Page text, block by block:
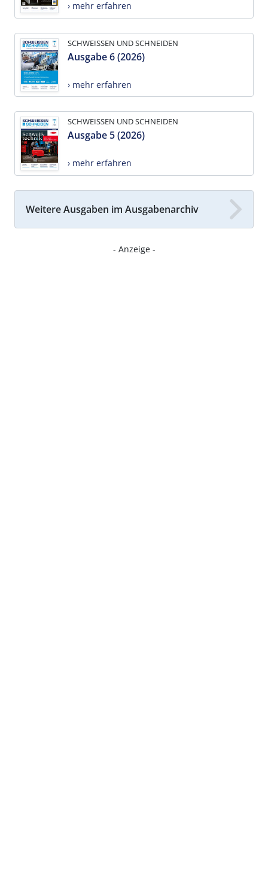
› mehr erfahren
SCHWEISSEN UND SCHNEIDEN
Ausgabe 6 (2026)
› mehr erfahren
SCHWEISSEN UND SCHNEIDEN
Ausgabe 5 (2026)
› mehr erfahren
Weitere Ausgaben im Ausgabenarchiv
- Anzeige -